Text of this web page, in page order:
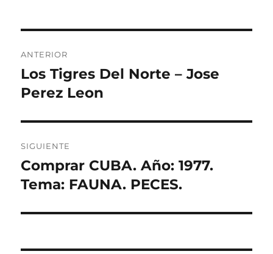
de
entradas
ANTERIOR
Entrada
anterior:
Los Tigres Del Norte – Jose
Perez Leon
SIGUIENTE
Entrada
siguiente:
Comprar CUBA. Año: 1977.
Tema: FAUNA. PECES.